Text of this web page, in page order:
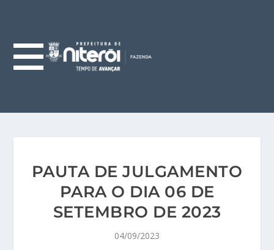
PAUTA DE JULGAMENTO
PARA O DIA 06 DE
SETEMBRO DE 2023
04/09/2023